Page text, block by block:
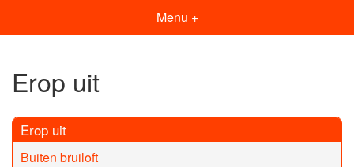
Menu +
Erop uit
Erop uit
Buiten bruiloft